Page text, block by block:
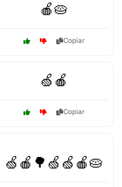
🍎🥧
Copiar
🍏🍎
Copiar
🍏🍎🌳🍏🍏🍎🥧